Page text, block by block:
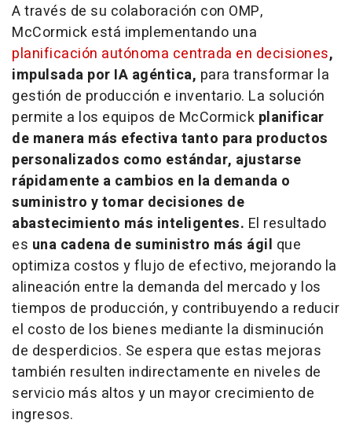
A través de su colaboración con OMP,
McCormick está implementando una
planificación autónoma centrada en decisiones,
impulsada por IA agéntica, para transformar la
gestión de producción e inventario. La solución
permite a los equipos de McCormick planificar
de manera más efectiva tanto para productos
personalizados como estándar, ajustarse
rápidamente a cambios en la demanda o
suministro y tomar decisiones de
abastecimiento más inteligentes. El resultado
es una cadena de suministro más ágil que
optimiza costos y flujo de efectivo, mejorando la
alineación entre la demanda del mercado y los
tiempos de producción, y contribuyendo a reducir
el costo de los bienes mediante la disminución
de desperdicios. Se espera que estas mejoras
también resulten indirectamente en niveles de
servicio más altos y un mayor crecimiento de
ingresos.